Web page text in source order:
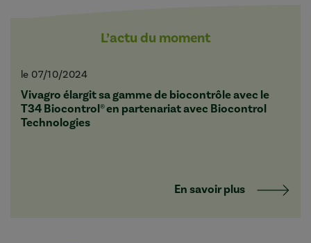
L’actu du moment
le 07/10/2024
Vivagro élargit sa gamme de biocontrôle avec le
T34 Biocontrol® en partenariat avec Biocontrol
Technologies
En savoir plus